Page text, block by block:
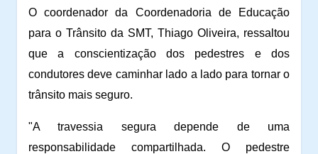
O coordenador da Coordenadoria de Educação
para o Trânsito da SMT, Thiago Oliveira, ressaltou
que a conscientização dos pedestres e dos
condutores deve caminhar lado a lado para tornar o
trânsito mais seguro.
"A travessia segura depende de uma
responsabilidade compartilhada. O pedestre